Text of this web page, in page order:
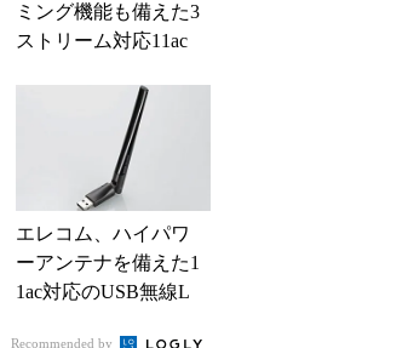
ミング機能も備えた3
ストリーム対応11ac
エレコム、ハイパワ
ーアンテナを備えた1
1ac対応のUSB無線L
Recommended by